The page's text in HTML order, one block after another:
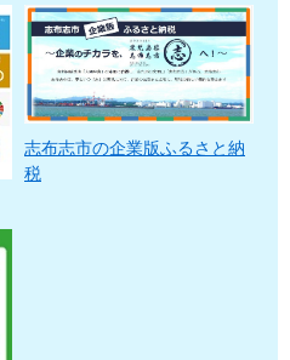
志布志市の企業版ふるさと納
税